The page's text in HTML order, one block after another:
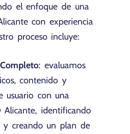
el enfoque de una
con experiencia
proceso incluye:
: evaluamos
contenido y
usuario con una
Alicante, identificando
y creando un plan de